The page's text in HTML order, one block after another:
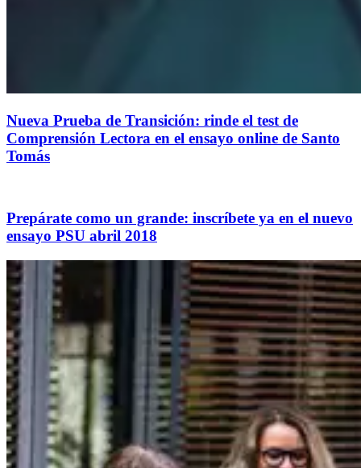
Nueva Prueba de Transición: rinde el test de
Comprensión Lectora en el ensayo online de Santo
Tomás
Prepárate como un grande: inscríbete ya en el nuevo
ensayo PSU abril 2018